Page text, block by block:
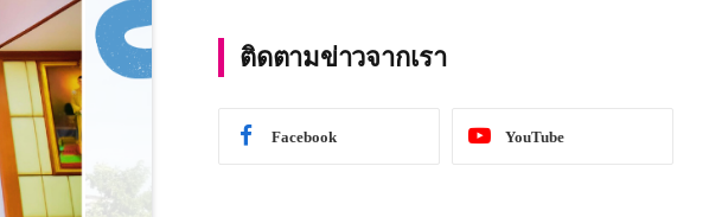
ติดตามข่าวจากเรา
Facebook YouTube